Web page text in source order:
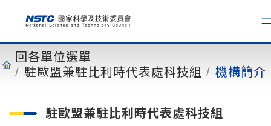
容 回各單位選單
駐歐盟兼駐比利時代表處科技組
機構簡介
駐歐盟兼駐比利時代表處科技組